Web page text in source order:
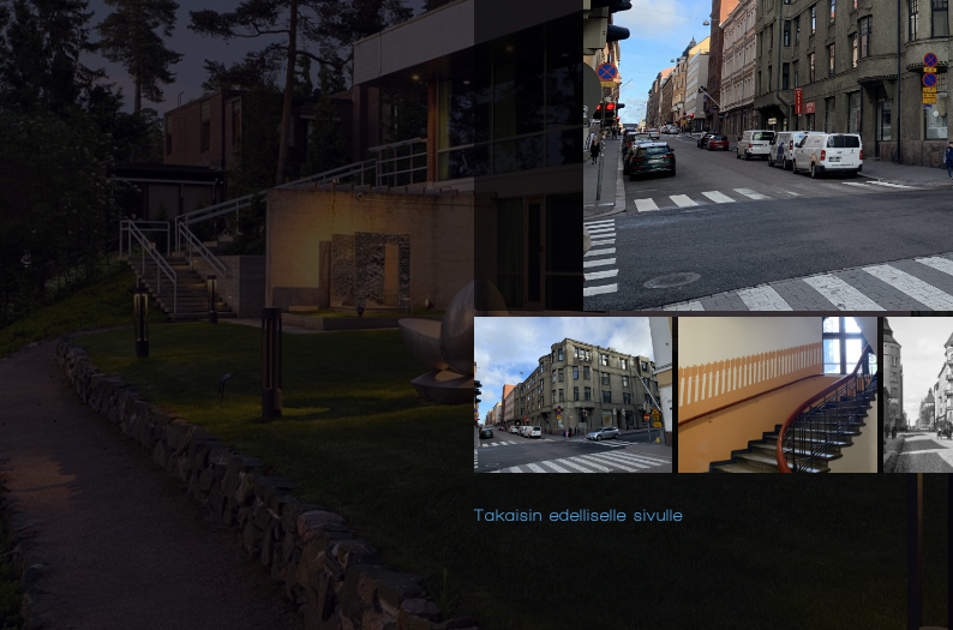
Takaisin edelliselle sivulle